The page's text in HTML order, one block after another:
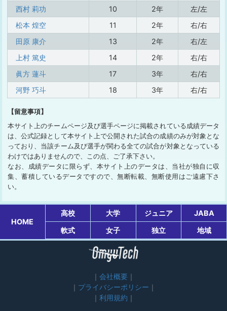
西村 莉功
10 2年
左/左
松本 煌空
11 2年
右/右
田原 康介
13 2年
右/左
上村 篤史
14 2年
右/右
眞方 蓮斗
17 3年
右/右
河野 巧斗
18 3年 右/右
【留意事項】
本サイト上のチームページ及び選手ページに掲載されている成績データ
は、公式記録として本サイト上で公開された試合の成績のみが対象とな
っており、当該チーム及び選手が関わる全ての試合が対象となっている
わけではありませんので、この点、ご了承下さい。
なお、成績データに限らず、本サイト上のデータは、当社が独自に収
集、蓄積しているデータですので、無断転載、無断使用はご遠慮下さ
い。
HOME
高校 大学 ジュニア
JABA
軟式
女子 独立 地域
会社概要
プライバシーポリシー
利用規約